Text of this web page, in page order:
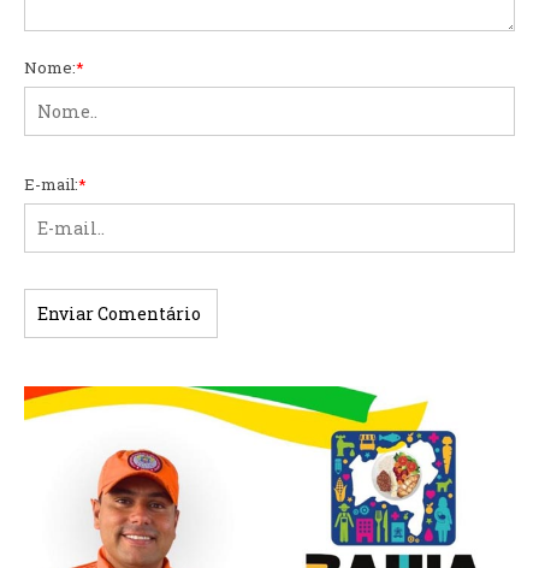
Nome:*
E-mail:*